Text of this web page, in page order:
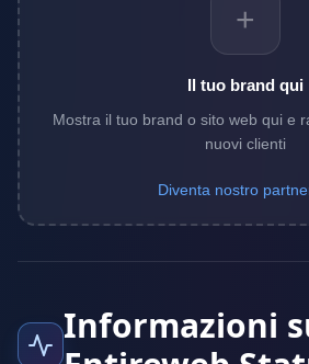
+
Il tuo brand qui
Mostra il tuo brand o sito web qui e
nuovi clienti
Diventa nostro
Informazioni